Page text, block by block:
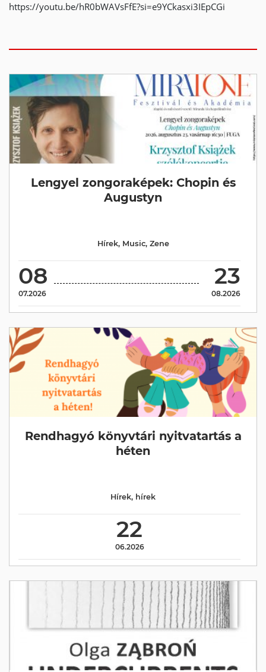
https://youtu.be/hR0bWAVsFfE?si=e9YCkasxi3IEpCGi
Lengyel zongoraképek: Chopin és
Augustyn
08
07.2026
23
08.2026
Hírek, Music, Zene
Rendhagyó könyvtári nyitvatartás a
héten
22
06.2026
Hírek, hírek